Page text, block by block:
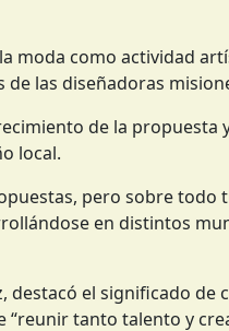
moda como actividad
las diseñadoras
de la
local.
pero sobre todo
en distintos
destacó el significado de
tanto talento y